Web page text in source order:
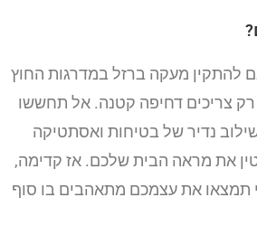
מעקה ברזל במדרגות החוץ
צריכים דחיפה קטנה. אל תחששו
נדיר של בטיחות ואסתטיקה
את מראה הבית שלכם. אז קדימה,
תמצאו את עצמכם מתאהבים בו סוף